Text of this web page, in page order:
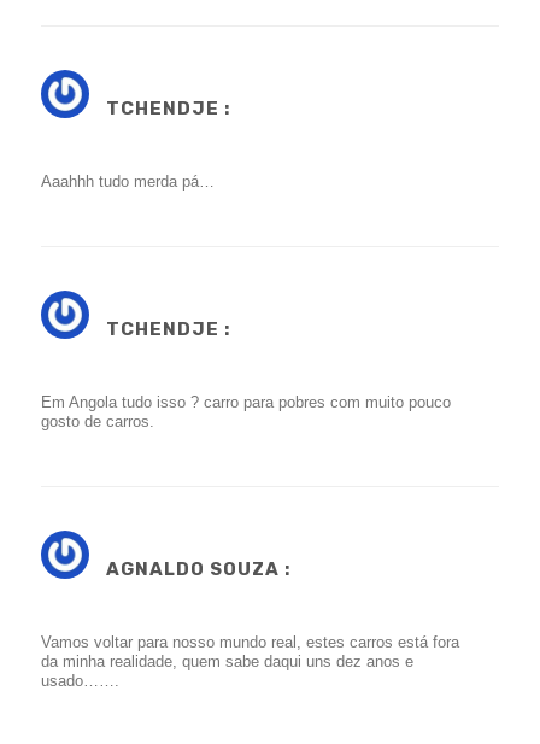
TCHENDJE :
Aaahhh tudo merda pá…
TCHENDJE :
Em Angola tudo isso ? carro para pobres com muito pouco
gosto de carros.
AGNALDO SOUZA :
Vamos voltar para nosso mundo real, estes carros está fora
da minha realidade, quem sabe daqui uns dez anos e
usado…….